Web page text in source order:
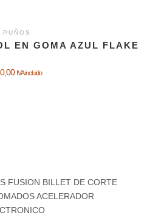
PUÑOS
EN GOMA AZUL FLAKE
IVA incluido